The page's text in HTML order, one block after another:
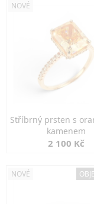
NOVÉ
Stříbrný prsten s
kamenem
2 100 Kč
NOVÉ